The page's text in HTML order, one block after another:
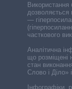
Використання
дозволяється
—
часткового
Аналітична
що розміщені
стан
Слово і Діло»
Інфографіки,